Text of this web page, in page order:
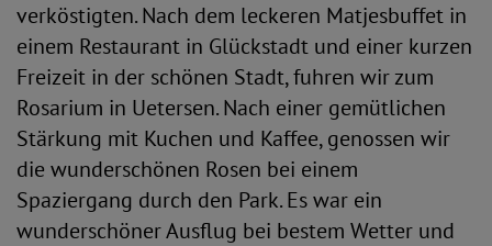
verköstigten. Nach dem leckeren Matjesbuffet in
einem Restaurant in Glückstadt und einer kurzen
Freizeit in der schönen Stadt, fuhren wir zum
Rosarium in Uetersen. Nach einer gemütlichen
Stärkung mit Kuchen und Kaffee, genossen wir
die wunderschönen Rosen bei einem
Spaziergang durch den Park. Es war ein
wunderschöner Ausflug bei bestem Wetter und